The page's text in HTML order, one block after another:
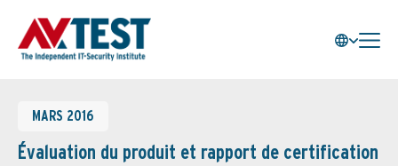
MARS 2016
Évaluation du produit et rapport de certification